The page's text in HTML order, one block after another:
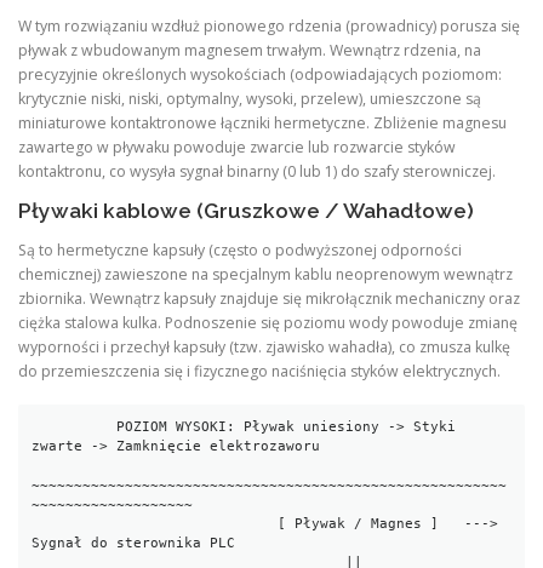
W tym rozwiązaniu wzdłuż pionowego rdzenia (prowadnicy) porusza się
pływak z wbudowanym magnesem trwałym. Wewnątrz rdzenia, na
precyzyjnie określonych wysokościach (odpowiadających poziomom:
krytycznie niski, niski, optymalny, wysoki, przelew), umieszczone są
miniaturowe kontaktronowe łączniki hermetyczne. Zbliżenie magnesu
zawartego w pływaku powoduje zwarcie lub rozwarcie styków
kontaktronu, co wysyła sygnał binarny (0 lub 1) do szafy sterowniczej.
Pływaki kablowe (Gruszkowe / Wahadłowe)
Są to hermetyczne kapsuły (często o podwyższonej odporności
chemicznej) zawieszone na specjalnym kablu neoprenowym wewnątrz
zbiornika. Wewnątrz kapsuły znajduje się mikrołącznik mechaniczny oraz
ciężka stalowa kulka. Podnoszenie się poziomu wody powoduje zmianę
wyporności i przechył kapsuły (tzw. zjawisko wahadła), co zmusza kulkę
do przemieszczenia się i fizycznego naciśnięcia styków elektrycznych.
zwarte -> Zamknięcie elektrozaworu
~~~~~~~~~~~~~~~~~~~~~~~~~~~~~~~~~~~~~~~~~~~~~~~~~~~~~~~~
~~~~~~~~~~~~~~~~~~~
Sygnał do sterownika PLC